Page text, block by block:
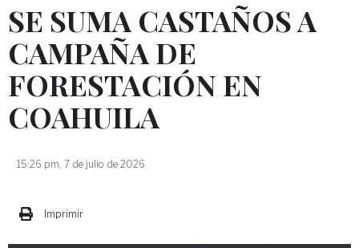
SE SUMA CASTAÑOS A
CAMPAÑA DE
FORESTACIÓN EN
COAHUILA
15:26 pm, 7 de julio de 2026
Imprimir